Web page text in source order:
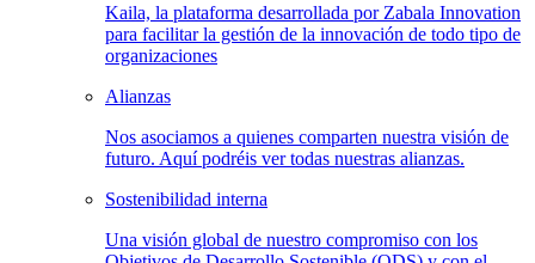
Kaila, la plataforma desarrollada por Zabala Innovation
para facilitar la gestión de la innovación de todo tipo de
organizaciones
Alianzas
Nos asociamos a quienes comparten nuestra visión de
futuro. Aquí podréis ver todas nuestras alianzas.
Sostenibilidad interna
Una visión global de nuestro compromiso con los